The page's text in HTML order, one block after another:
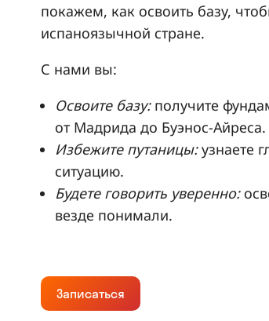
покажем, как освоить базу,
испаноязычной стране.
С нами вы:
Освоите базу:получите
от Мадрида до Буэнос-Айреса.
Избежите путаницы:узнаете
ситуацию.
Будете говорить уверенно:
везде понимали.
Записаться